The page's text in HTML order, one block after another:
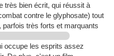
très bien écrit, qui réussit à
contre le glyphosate) tout
très forts et marquants
occupe les esprits assez